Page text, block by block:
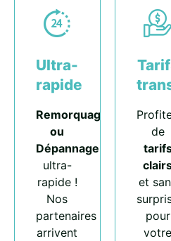
Ultra-
rapide
Remorquage
ou
Dépannage
ultra-
rapide !
Nos
partenaires
arrivent
de
et
pour
votre